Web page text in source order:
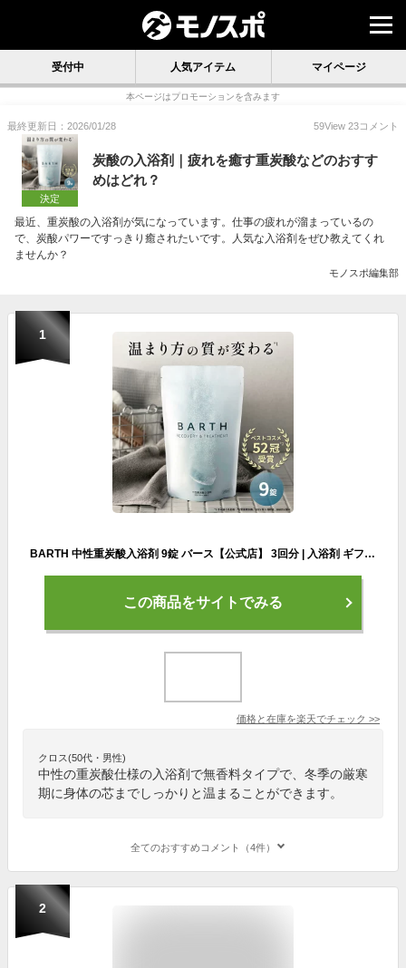
受付中 人気アイテム マイページ
本ページはプロモーションを含みます
最終更新日：2026/01/28 59View 23コメント
決定
炭酸の入浴剤｜疲れを癒す重炭酸などのおすす
めはどれ？
最近、重炭酸の入浴剤が気になっています。仕事の疲れが溜まっているの
で、炭酸パワーですっきり癒されたいです。人気な入浴剤をぜひ教えてくれ
ませんか？
モノスポ編集部
1
BARTH 中性重炭酸入浴剤 9錠 バース【公式店】 3回分 | 入浴剤 ギフト プレゼント 女性 男性 温浴美肌 重炭酸 炭酸入浴剤 高級 リラックス 温泉 無香料 塩素除去 冷え症 贈り物 薬用 お風呂 保湿 プチギフト
この商品をサイトでみる
価格と在庫を楽天でチェック >>
クロス(50代・男性)
中性の重炭酸仕様の入浴剤で無香料タイプで、冬季の厳寒
期に身体の芯までしっかりと温まることができます。
全てのおすすめコメント（4件）
2